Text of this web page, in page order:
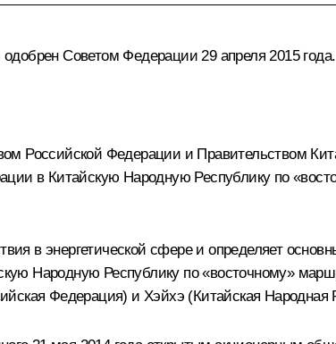
Советом Федерации 29 апреля 2015 года.
Российской Федерации и Правительством
в Китайскую Народную Республику по
в энергетической сфере и определяет
Народную Республику по «восточному»
Федерация) и Хэйхэ (Китайская Народная